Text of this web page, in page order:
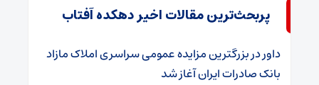
پربحث‌ترین مقالات اخیر دهکده آفتاب
داوردر​بزرگترین مزایده عمومی سراسری املاک مازاد
بانک صادرات ایران آغاز شد